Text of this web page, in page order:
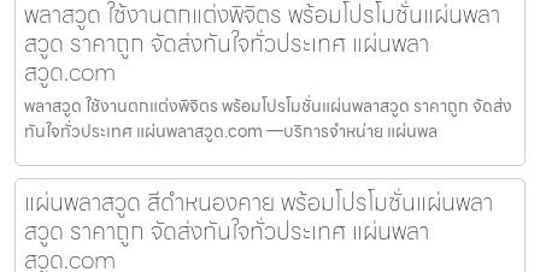
พลาสวูด ใช้งานตกแต่งพิจิตร พร้อมโปรโมชั่นแผ่นพลา
สวูด ราคาถูก จัดส่งทันใจทั่วประเทศ แผ่นพลา
สวูด.com
พลาสวูด ใช้งานตกแต่งพิจิตร พร้อมโปรโมชั่นแผ่นพลาสวูด ราคาถูก จัดส่ง
ทันใจทั่วประเทศ แผ่นพลาสวูด.com —บริการจำหน่าย แผ่นพล
แผ่นพลาสวูด สีดำหนองคาย พร้อมโปรโมชั่นแผ่นพลา
สวูด ราคาถูก จัดส่งทันใจทั่วประเทศ แผ่นพลา
สวูด.com